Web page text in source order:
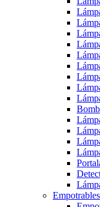
Empotrables